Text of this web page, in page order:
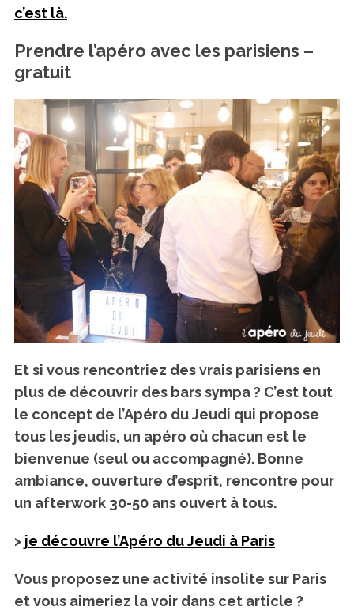
c’est là.
Prendre l’apéro avec les parisiens –
gratuit
Et si vous rencontriez des vrais parisiens en
plus de découvrir des bars sympa ? C’est tout
le concept de l’Apéro du Jeudi qui propose
tous les jeudis, un apéro où chacun est le
bienvenue (seul ou accompagné). Bonne
ambiance, ouverture d’esprit, rencontre pour
un afterwork 30-50 ans ouvert à tous.
>je découvre l’Apéro du Jeudi à Paris
Vous proposez une activité insolite sur Paris
etvous aimeriez la voir dans cet article ?